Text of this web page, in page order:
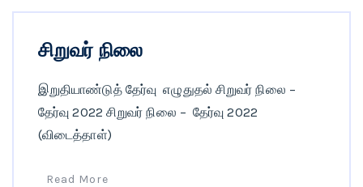
சிறுவர் நிலை
இறுதியாண்டுத் தேர்வு எழுதுதல் சிறுவர் நிலை –
தேர்வு 2022 சிறுவர் நிலை – தேர்வு 2022
(விடைத்தாள்)
Read More